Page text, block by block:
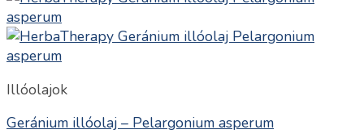
Illóolajok
Geránium illóolaj – Pelargonium asperum